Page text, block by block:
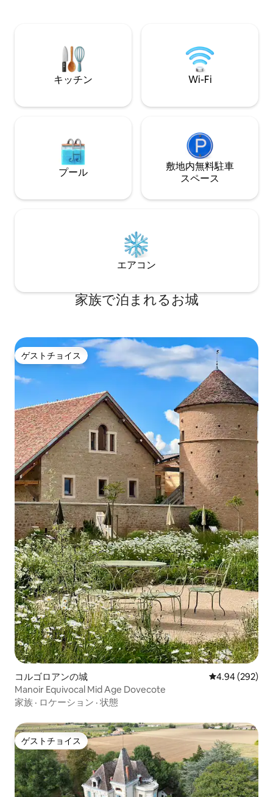
精神を持つ者」
キッチン Wi-Fi
プール
敷地内無料駐⁠車
ス⁠ペ⁠ー⁠ス
エアコン
家族で泊まれるお城
ゲストチョイス
ゲストチョイス
コルゴロアンの城 レビュー292
4.94 (292)
Manoir Equivocal Mid Age Dovecote
家族 · ロケーション · 状態
ゲストチョイス
ゲストチョイス